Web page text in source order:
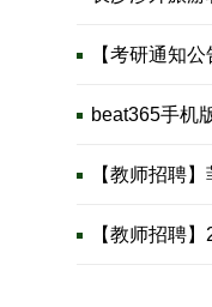
【考研通知
beat365手机
【教师招聘
【教师招聘